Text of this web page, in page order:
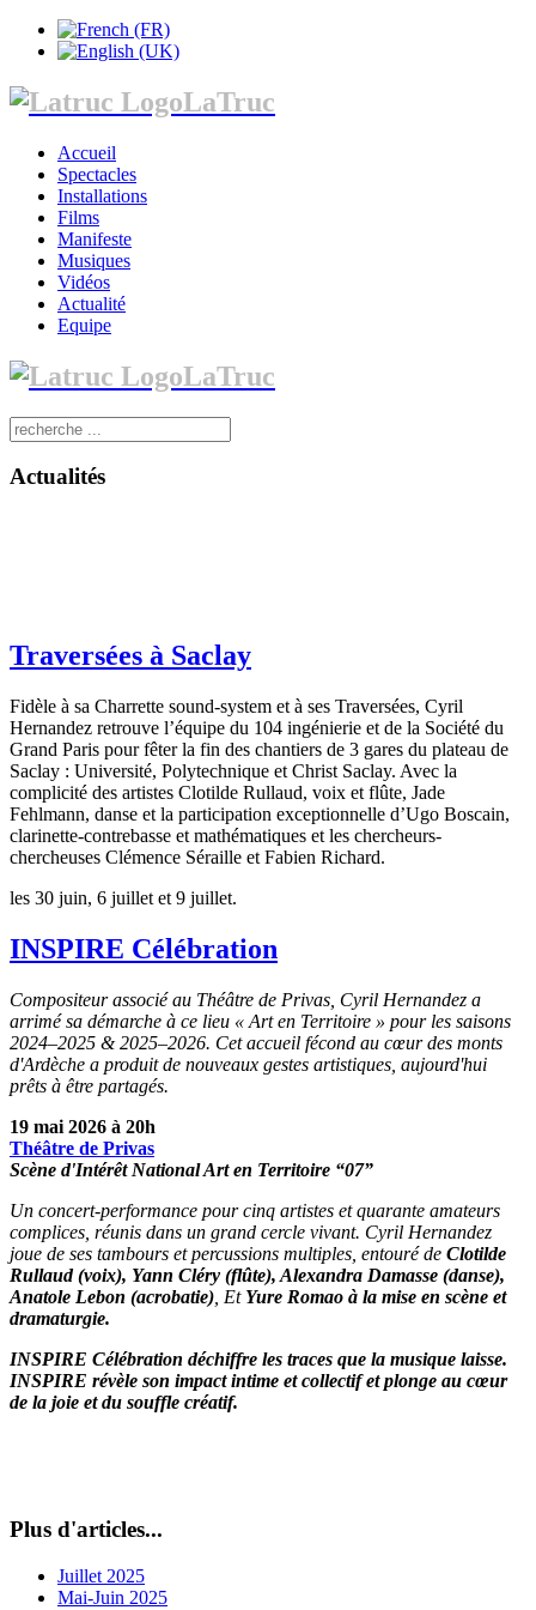
LaTruc
Accueil
Spectacles
Installations
Films
Manifeste
Musiques
Vidéos
Actualité
Equipe
LaTruc
Actualités
Traversées à Saclay
Fidèle à sa Charrette sound-system et à ses Traversées, Cyril
Hernandez retrouve l’équipe du 104 ingénierie et de la Société du
Grand Paris pour fêter la fin des chantiers de 3 gares du plateau de
Saclay : Université, Polytechnique et Christ Saclay. Avec la
complicité des artistes Clotilde Rullaud, voix et flûte, Jade
Fehlmann, danse et la participation exceptionnelle d’Ugo Boscain,
clarinette-contrebasse et mathématiques et les chercheurs-
chercheuses Clémence Séraille et Fabien Richard.
les 30 juin, 6 juillet et 9 juillet.
INSPIRE Célébration
Compositeur associé au Théâtre de Privas, Cyril Hernandez a
arrimé sa démarche à ce lieu « Art en Territoire » pour les saisons
2024–2025 & 2025–2026. Cet accueil fécond au cœur des monts
d'Ardèche a produit de nouveaux gestes artistiques, aujourd'hui
prêts à être partagés.
19 mai 2026 à 20h
Théâtre de Privas
Scène d'Intérêt National Art en Territoire “07”
Un concert-performance pour cinq artistes et quarante amateurs
complices, réunis dans un grand cercle vivant. Cyril Hernandez
joue de ses tambours et percussions multiples, entouré de Clotilde
Rullaud (voix), Yann Cléry (flûte), Alexandra Damasse (danse),
Anatole Lebon (acrobatie) , EtYure Romao à la mise en scène et
dramaturgie.
INSPIRE Célébration déchiffre les traces que la musique laisse.
INSPIRE révèle son impact intime et collectif et plonge au cœur
de la joie et du souffle créatif.
Plus d'articles...
Juillet 2025
Mai-Juin 2025